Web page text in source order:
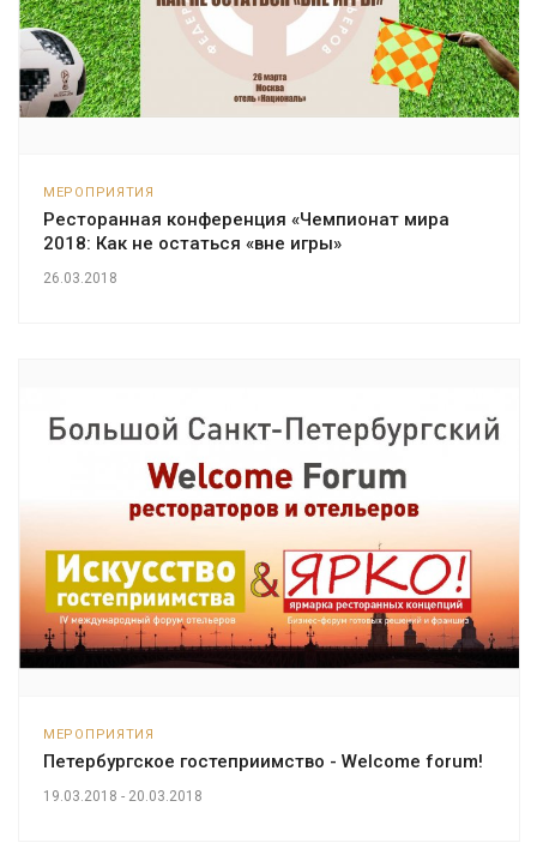
МЕРОПРИЯТИЯ
Ресторанная конференция «Чемпионат мира
2018: Как не остаться «вне игры»
26.03.2018
МЕРОПРИЯТИЯ
Петербургское гостеприимство - Welcome forum!
19.03.2018 - 20.03.2018